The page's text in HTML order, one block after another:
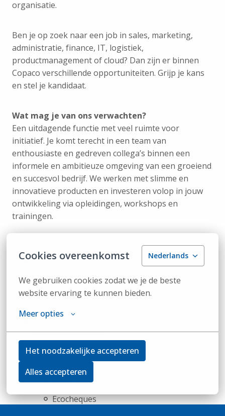
Cookies overeenkomst Nederlands
We gebruiken cookies zodat we je de beste
website ervaring te kunnen bieden.
Meer opties
Het noodzakelijke accepteren
Alles accepteren
organisatie.
Ben je op zoek naar een job in sales, marketing,
administratie, finance, IT, logistiek,
productmanagement of cloud? Dan zijn er binnen
Copaco verschillende opportuniteiten. Grijp je kans
en stel je kandidaat.
Wat mag je van ons verwachten?
Een uitdagende functie met veel ruimte voor
initiatief. Je komt terecht in een team van
enthousiaste en gedreven collega’s binnen een
informele en ambitieuze omgeving van een groeiend
en succesvol bedrijf. We werken met slimme en
innovatieve producten en investeren volop in jouw
ontwikkeling via opleidingen, workshops en
trainingen.
Een goede work-lifebalans met de mogelijkheid
tot thuiswerk (tot 8 dagen per maand)
20 wettelijke vakantiedagen aangevuld met 12
Mogelijkheid tot het opbouwen van
Een aantrekkelijk salarispakket met extralegale
voordelen, waaronder:
Maaltijdcheques
Ecocheques